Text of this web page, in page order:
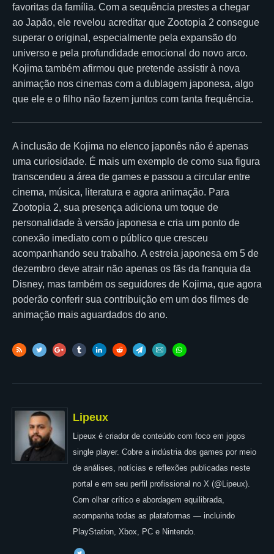
favoritas da família. Com a sequência prestes a chegar
ao Japão, ele revelou acreditar que Zootopia 2 consegue
superar o original, especialmente pela expansão do
universo e pela profundidade emocional do novo arco.
Kojima também afirmou que pretende assistir à nova
animação nos cinemas com a dublagem japonesa, algo
que ele e o filho não fazem juntos com tanta frequência.
A inclusão de Kojima no elenco japonês não é apenas
uma curiosidade. É mais um exemplo de como sua figura
transcendeu a área de games e passou a circular entre
cinema, música, literatura e agora animação. Para
Zootopia 2, sua presença adiciona um toque de
personalidade à versão japonesa e cria um ponto de
conexão imediato com o público que cresceu
acompanhando seu trabalho. A estreia japonesa em 5 de
dezembro deve atrair não apenas os fãs da franquia da
Disney, mas também os seguidores de Kojima, que agora
poderão conferir sua contribuição em um dos filmes de
animação mais aguardados do ano.
Lipeux
Lipeux é criador de conteúdo com foco em jogos
single player. Cobre a indústria dos games por meio
de análises, notícias e reflexões publicadas neste
portal e em seu perfil profissional no X (@Lipeux).
Com olhar crítico e abordagem equilibrada,
acompanha todas as plataformas — incluindo
PlayStation, Xbox, PC e Nintendo.